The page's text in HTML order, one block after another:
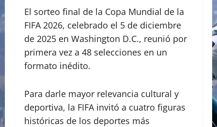
El sorteo final de la Copa Mundial de la
FIFA 2026, celebrado el 5 de diciembre
de 2025 en Washington D.C., reunió por
primera vez a 48 selecciones en un
formato inédito.
Para darle mayor relevancia cultural y
deportiva, la FIFA invitó a cuatro figuras
históricas de los deportes más